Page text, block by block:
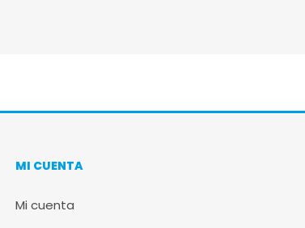
MI CUENTA
Mi cuenta